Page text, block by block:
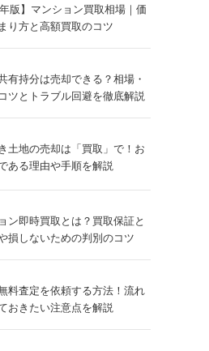
年版】マンション買取相場｜価
り方と高額買取のコツ
有持分は売却できる？相場・
ツとトラブル回避を徹底解説
土地の売却は「買取」で！お
ある理由や手順を解説
ン即時買取とは？買取保証と
損しないための判別のコツ
料査定を依頼する方法！流れ
おきたい注意点を解説